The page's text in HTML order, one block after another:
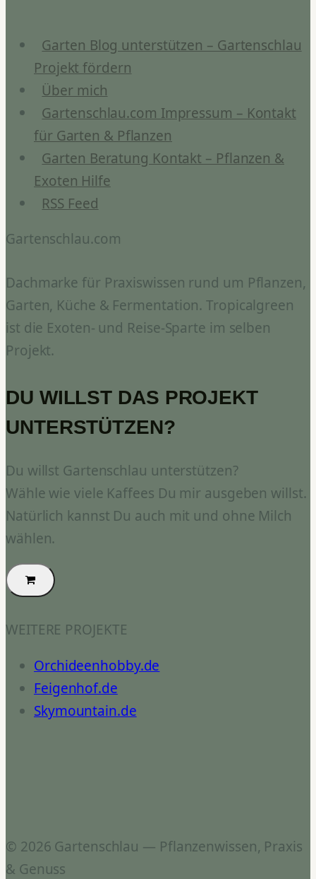
Garten Blog unterstützen – Gartenschlau
Projekt fördern
Über mich
Gartenschlau.com Impressum – Kontakt
für Garten & Pflanzen
Garten Beratung Kontakt – Pflanzen &
Exoten Hilfe
RSS Feed
Gartenschlau.com
Dachmarke für Praxiswissen rund um Pflanzen,
Garten, Küche & Fermentation. Tropicalgreen
ist die Exoten- und Reise-Sparte im selben
Projekt.
DU WILLST DAS PROJEKT
UNTERSTÜTZEN?
Du willst Gartenschlau unterstützen?
Wähle wie viele Kaffees Du mir ausgeben willst.
Natürlich kannst Du auch mit und ohne Milch
wählen.
WEITERE PROJEKTE
Orchideenhobby.de
Feigenhof.de
Skymountain.de
© 2026 Gartenschlau — Pflanzenwissen, Praxis
& Genuss